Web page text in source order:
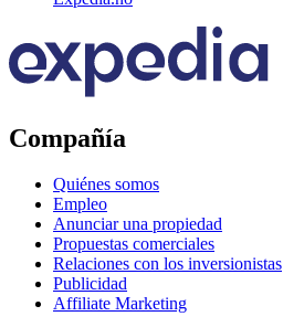
Compañía
Quiénes somos
Empleo
Anunciar una propiedad
Propuestas comerciales
Relaciones con los inversionistas
Publicidad
Affiliate Marketing